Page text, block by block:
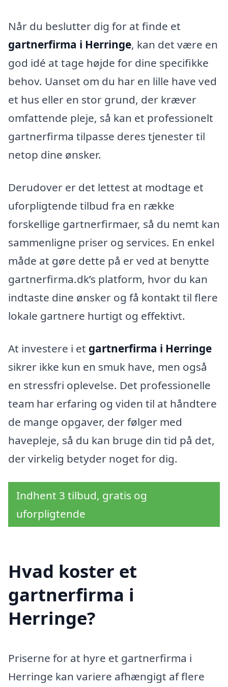
Når du beslutter dig for at finde et
gartnerfirma i Herringe, kan det være en
god idé at tage højde for dine specifikke
behov. Uanset om du har en lille have ved
et hus eller en stor grund, der kræver
omfattende pleje, så kan et professionelt
gartnerfirma tilpasse deres tjenester til
netop dine ønsker.
Derudover er det lettest at modtage et
uforpligtende tilbud fra en række
forskellige gartnerfirmaer, så du nemt kan
sammenligne priser og services. En enkel
måde at gøre dette på er ved at benytte
gartnerfirma.dk’s platform, hvor du kan
indtaste dine ønsker og få kontakt til flere
lokale gartnere hurtigt og effektivt.
At investere i et gartnerfirma i Herringe
sikrer ikke kun en smuk have, men også
en stressfri oplevelse. Det professionelle
team har erfaring og viden til at håndtere
de mange opgaver, der følger med
havepleje, så du kan bruge din tid på det,
der virkelig betyder noget for dig.
Indhent 3 tilbud, gratis og
uforpligtende
Hvad koster et
gartnerfirma i
Herringe?
Priserne for at hyre et gartnerfirma i
Herringe kan variere afhængigt af flere